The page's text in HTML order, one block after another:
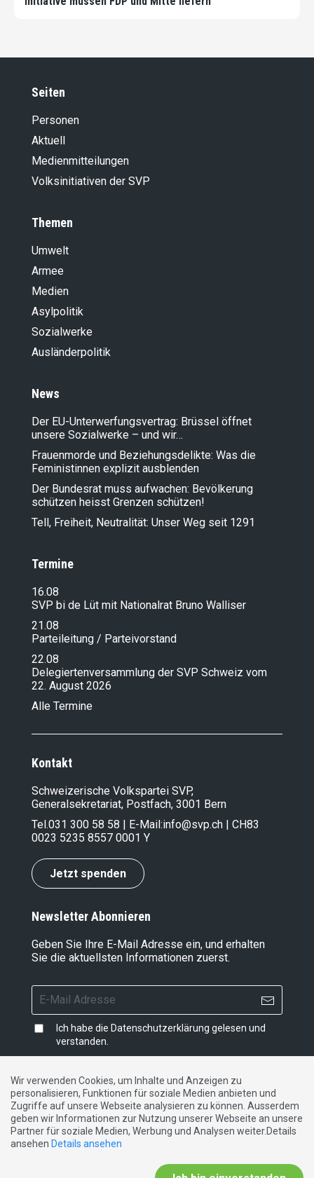
Seiten
Personen
Aktuell
Medienmitteilungen
Volksinitiativen der SVP
Themen
Umwelt
Armee
Medien
Asylpolitik
Sozialwerke
Ausländer­politik
News
Der EU-Unterwerfungsvertrag: Brüssel öffnet
unsere Sozialwerke – und wir…
Frauenmorde und Beziehungsdelikte: Was die
Feministinnen explizit ausblenden
Der Bundesrat muss aufwachen: Bevölkerung
schützen heisst Grenzen schützen!
Tell, Freiheit, Neutralität: Unser Weg seit 1291
Termine
16.08
SVP bi de Lüt mit Nationalrat Bruno Walliser
21.08
Parteileitung / Parteivorstand
22.08
Delegiertenversammlung der SVP Schweiz vom
22. August 2026
Alle Termine
Kontakt
Schweizerische Volkspartei SVP,
Generalsekretariat, Postfach, 3001 Bern
Tel.031 300 58 58 | E-Mail:info@svp.ch | CH83
0023 5235 8557 0001 Y
Jetzt spenden
Newsletter Abonnieren
Geben Sie Ihre E-Mail Adresse ein, und erhalten
Sie die aktuellsten Informationen zuerst.
Ich habe die Datenschutzerklärung gelesen und
verstanden.
Impressum|Datenschutzerklärung|Kontakt
DE FR IT
Wir verwenden Cookies, um Inhalte und Anzeigen zu
personalisieren, Funktionen für soziale Medien anbieten und
Zugriffe auf unsere Webseite analysieren zu können. Ausserdem
geben wir Informationen zur Nutzung unserer Webseite an unsere
Partner für soziale Medien, Werbung und Analysen weiter.Details
ansehen Details ansehen